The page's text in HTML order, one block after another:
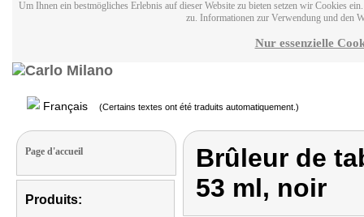
Um Ihnen ein bestmögliches Erlebnis auf dieser Website zu bieten setzen wir Cookies
zu. Informationen zur Verwendung und den
Nur essenzielle
Français (Certains textes ont été traduits automatiquement.)
Page d'accueil
Produits:
Brûleur de
53 ml, noir